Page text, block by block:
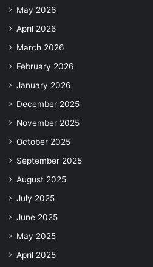
May 2026
April 2026
March 2026
February 2026
January 2026
December 2025
November 2025
October 2025
September 2025
August 2025
July 2025
June 2025
May 2025
April 2025